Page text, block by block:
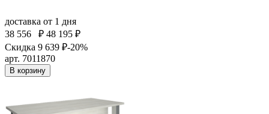
доставка от 1 дня
38 556
₽ 48 195 ₽
Скидка 9 639 ₽-20%
арт. 7011870
В корзину